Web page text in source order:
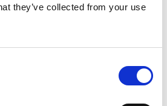
they’ve collected from your use